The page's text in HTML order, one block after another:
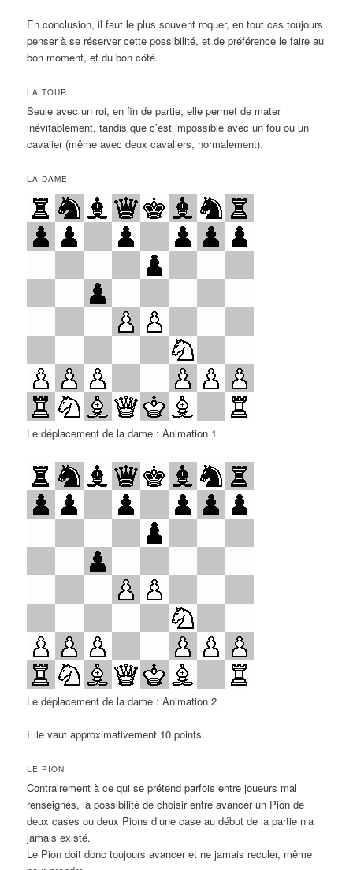
En conclusion, il faut le plus souvent roquer, en tout cas toujours
penser à se réserver cette possibilité, et de préférence le faire au
bon moment, et du bon côté.
LA TOUR
Seule avec un roi, en fin de partie, elle permet de mater
inévitablement, tandis que c’est impossible avec un fou ou un
cavalier (même avec deux cavaliers, normalement).
LA DAME
Le déplacement de la dame : Animation 1
Le déplacement de la dame : Animation 2
Elle vaut approximativement 10 points.
LE PION
Contrairement à ce qui se prétend parfois entre joueurs mal
renseignés, la possibilité de choisir entre avancer un Pion de
deux cases ou deux Pions d’une case au début de la partie n’a
jamais existé.
Le Pion doit donc toujours avancer et ne jamais reculer, même